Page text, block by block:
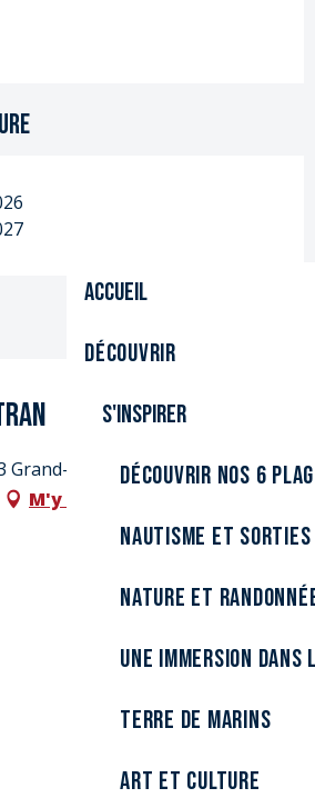
Accueil
Découvrir
S'inspirer
Découvrir nos 6
Nautisme et sorties
Nature et
Une immersion
Terre de marins
Art et culture
Grand-Fort-Philippe
M'y rendre